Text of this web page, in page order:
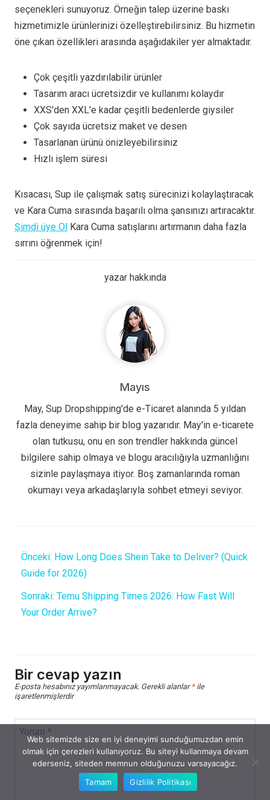
seçenekleri sunuyoruz. Örneğin talep üzerine baskı
hizmetimizle ürünlerinizi özelleştirebilirsiniz. Bu hizmetin
öne çıkan özellikleri arasında aşağıdakiler yer almaktadır.
Çok çeşitli yazdırılabilir ürünler
Tasarım aracı ücretsizdir ve kullanımı kolaydır
XXS'den XXL'e kadar çeşitli bedenlerde giysiler
Çok sayıda ücretsiz maket ve desen
Tasarlanan ürünü önizleyebilirsiniz
Hızlı işlem süresi
Kısacası, Sup ile çalışmak satış sürecinizi kolaylaştıracak
ve Kara Cuma sırasında başarılı olma şansınızı artıracaktır.
Şimdi üye Ol Kara Cuma satışlarını artırmanın daha fazla
sırrını öğrenmek için!
yazar hakkında
Mayıs
May, Sup Dropshipping'de e-Ticaret alanında 5 yıldan
fazla deneyime sahip bir blog yazarıdır. May'in e-ticarete
olan tutkusu, onu en son trendler hakkında güncel
bilgilere sahip olmaya ve blogu aracılığıyla uzmanlığını
sizinle paylaşmaya itiyor. Boş zamanlarında roman
okumayı veya arkadaşlarıyla sohbet etmeyi seviyor.
Önceki: How Long Does Shein Take to Deliver? (Quick
Guide for 2026)
Sonraki: Temu Shipping Times 2026: How Fast Will
Your Order Arrive?
Bir cevap yazın
E-posta hesabınız yayımlanmayacak. Gerekli alanlar *ile
işaretlenmişlerdir
Yorum *
Web sitemizde size en iyi deneyimi sunduğumuzdan emin
olmak için çerezleri kullanıyoruz. Bu siteyi kullanmaya devam
ederseniz, siteden memnun olduğunuzu varsayacağız.
Tamam
Gizlilik Politikası